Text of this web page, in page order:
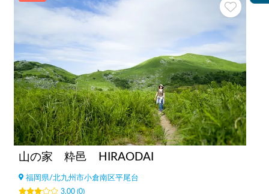
山の家 粋邑 HIRAODAI
福岡県/北九州市小倉南区平尾台
3.00(0)